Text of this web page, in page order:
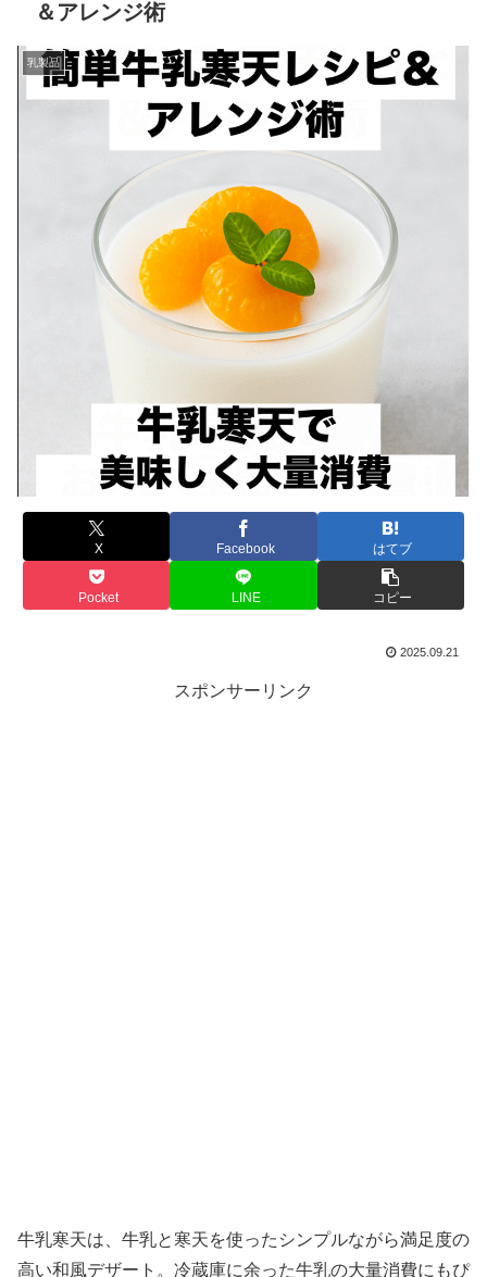
＆アレンジ術
乳製品
X Facebook はてブ
Pocket LINE コピー
2025.09.21
スポンサーリンク
牛乳寒天は、牛乳と寒天を使ったシンプルながら満足度の
高い和風デザート。冷蔵庫に余った牛乳の大量消費にもぴ